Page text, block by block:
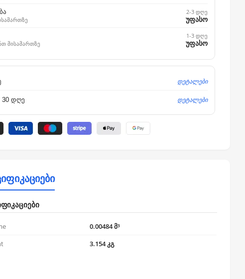
2-3 დღე
უფასო
მისამართზე
1-3 დღე
უფასო
დეტალები
30 დღე დეტალები
0.00484 მ³
3.154 კგ